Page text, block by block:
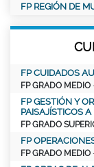
FP REGIÓN DE
FP CUIDADOS
FP GRADO MEDIO
FP GESTIÓN Y
PAISAJÍSTICOS
FP GRADO
FP
FP GRADO MEDIO